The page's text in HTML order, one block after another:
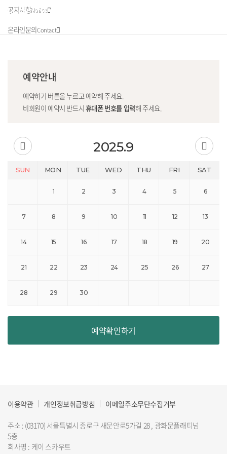
공지사항Notice
온라인문의Contact
예약안내
예약하기 버튼을 누르고 예약해 주세요.
비회원이 예약시 반드시휴대폰 번호를 입력해 주세요.
2025.9
SUN MON TUE WED THU FRI SAT
예약확인하기
이용약관 개인정보취급방침 이메일주소무단수집거부
주소 : (03170) 서울특별시 종로구 새문안로5가길 28 , 광화문플래티넘
5층
회사명 : 케이 스카우트